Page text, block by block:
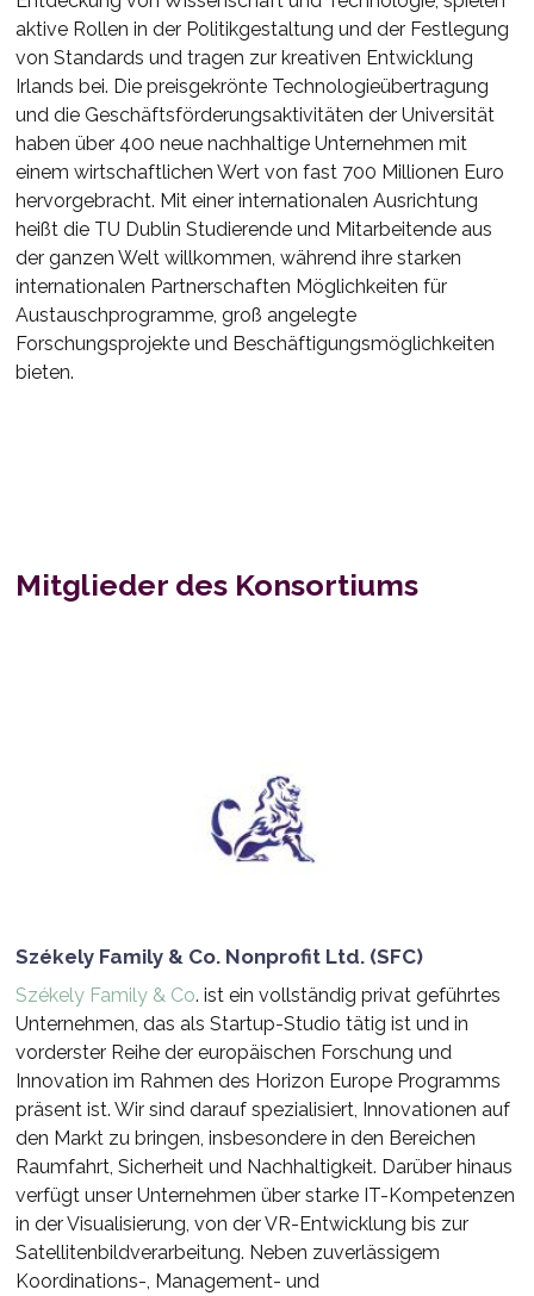
aktive Rollen in der Politikgestaltung und der Festlegung
von Standards und tragen zur kreativen Entwicklung
Irlands bei. Die preisgekrönte Technologieübertragung
und die Geschäftsförderungsaktivitäten der Universität
haben über 400 neue nachhaltige Unternehmen mit
einem wirtschaftlichen Wert von fast 700 Millionen Euro
hervorgebracht. Mit einer internationalen Ausrichtung
heißt die TU Dublin Studierende und Mitarbeitende aus
der ganzen Welt willkommen, während ihre starken
internationalen Partnerschaften Möglichkeiten für
Austauschprogramme, groß angelegte
Forschungsprojekte und Beschäftigungsmöglichkeiten
bieten.
Mitglieder des Konsortiums
Székely Family & Co. Nonprofit Ltd. (SFC)
Székely Family & Co. ist ein vollständig privat geführtes
Unternehmen, das als Startup-Studio tätig ist und in
vorderster Reihe der europäischen Forschung und
Innovation im Rahmen des Horizon Europe Programms
präsent ist. Wir sind darauf spezialisiert, Innovationen auf
den Markt zu bringen, insbesondere in den Bereichen
Raumfahrt, Sicherheit und Nachhaltigkeit. Darüber hinaus
verfügt unser Unternehmen über starke IT-Kompetenzen
in der Visualisierung, von der VR-Entwicklung bis zur
Satellitenbildverarbeitung. Neben zuverlässigem
Koordinations-, Management- und